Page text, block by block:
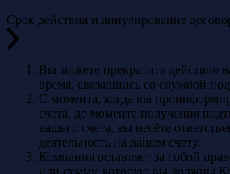
Срок действия и аннулирование
Вы можете прекратить действие
время, связавшись со службой
С момента, когда вы
счета, до момента получения
вашего счета, вы несёте
деятельность на вашем счету.
Компания оставляет за собой
или сумму, которую вы должны